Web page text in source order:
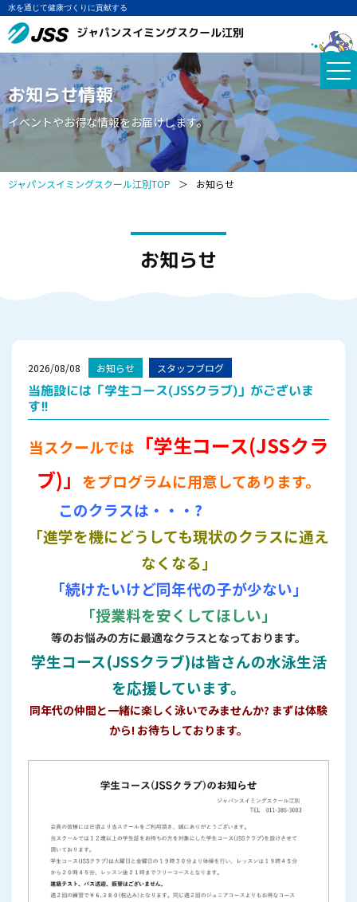
水を通じて健康づくりに貢献する
ジャパンスイミングスクール江別
お知らせ情報
イベントやお得な情報をお届けします。
ジャパンスイミングスクール江別TOP ＞ お知らせ
お知らせ
2026/08/08 お知らせ スタッフブログ
当施設には「学生コース(JSSクラブ)」がございま
す!!
当スクールでは 「学生コース(JSSクラ
ブ)」 をプログラムに用意してあります。
このクラスは・・・?
「進学を機にどうしても現状のクラスに通え
なくなる」
「続けたいけど同年代の子が少ない」
「授業料を安くしてほしい」
等のお悩みの方に最適なクラスとなっております。
学生コース(JSSクラブ)は皆さんの水泳生活
を応援しています。
同年代の仲間と一緒に楽しく泳いでみませんか? まずは体験
から! お待ちしております。